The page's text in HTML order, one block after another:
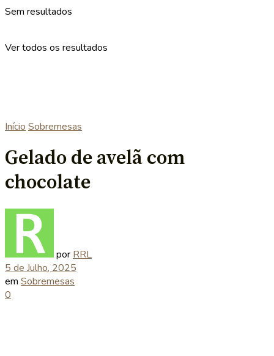
Sem resultados
Ver todos os resultados
Início Sobremesas
Gelado de avelã com
chocolate
por RRL
5 de Julho, 2025
em Sobremesas
0